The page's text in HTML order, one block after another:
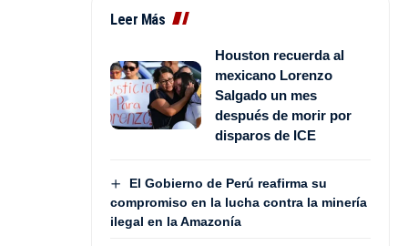
Leer Más
Houston recuerda al
mexicano Lorenzo
Salgado un mes
después de morir por
disparos de ICE
El Gobierno de Perú reafirma su
compromiso en la lucha contra la minería
ilegal en la Amazonía